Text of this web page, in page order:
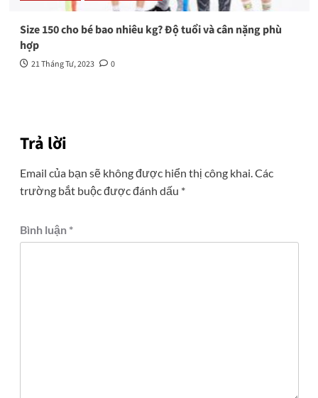
Size 150 cho bé bao nhiêu kg? Độ tuổi và cân nặng phù
hợp
21 Tháng Tư, 2023 0
Trả lời
Email của bạn sẽ không được hiển thị công khai. Các
trường bắt buộc được đánh dấu *
Bình luận *